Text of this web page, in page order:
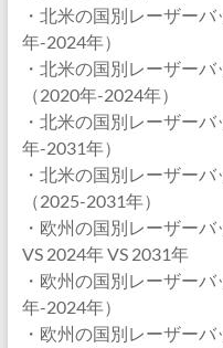
・北米の国別レーザー
年-2024年）
・北米の国別レーザー
（2020年-2024年）
・北米の国別レーザー
年-2031年）
・北米の国別レーザー
（2025-2031年）
・欧州の国別レーザー
VS 2024年 VS 2031年
・欧州の国別レーザー
年-2024年）
・欧州の国別レーザー